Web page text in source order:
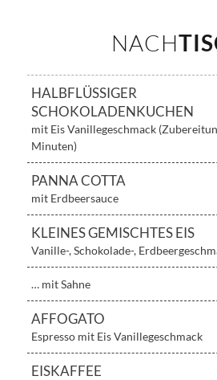
NACH
HALBFLÜSSIGER
SCHOKOLADENKUCHEN
mit Eis Vanillegeschmack
Minuten)
PANNA COTTA
mit Erdbeersauce
KLEINES GEMISCHTES EIS
Vanille-, Schokolade-,
… mit Sahne
AFFOGATO
Espresso mit Eis Vanillegeschmack
EISKAFFEE